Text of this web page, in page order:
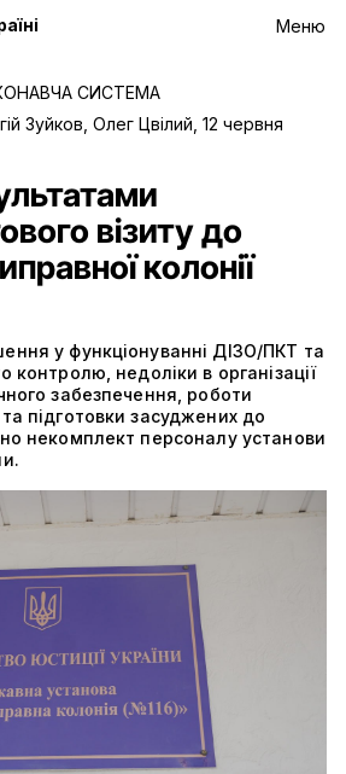
Меню
СИСТЕМА
Зуйков, Олег Цвілий 12 червня
візиту до
колонії
у функціонуванні ДІЗО/ПКТ та
контролю, недоліки в організації
забезпечення, роботи
підготовки засуджених до
некомплект персоналу установи